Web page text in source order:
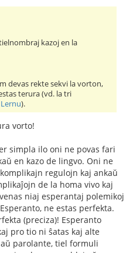
kazoj en la
devas rekte sekvi la vorton,
terura (vd. la tri
).
vorto!
simpla ilo oni ne povas fari
en kazo de lingvo. Oni ne
regulojn kaj ankaŭ
de la homa vivo kaj
niaj esperantaj polemikoj
ne estas perfekta.
(preciza)! Esperanto
pro tio ni ŝatas kaj alte
parolante, tiel formuli